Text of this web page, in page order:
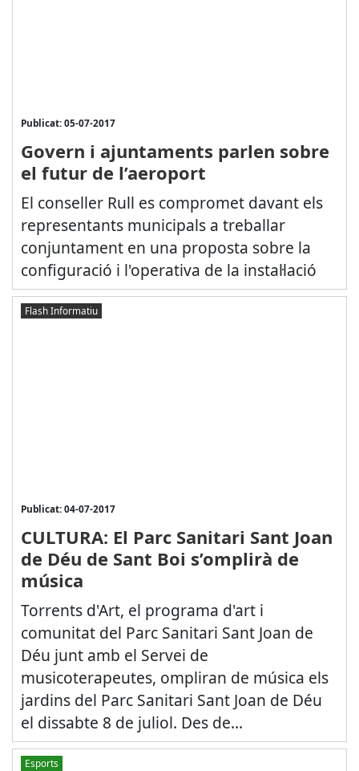
Publicat: 05-07-2017
Govern i ajuntaments parlen sobre
el futur de l’aeroport
El conseller Rull es compromet davant els
representants municipals a treballar
conjuntament en una proposta sobre la
configuració i l'operativa de la instal·lació
Flash Informatiu
Publicat: 04-07-2017
CULTURA: El Parc Sanitari Sant Joan
de Déu de Sant Boi s’omplirà de
música
Torrents d'Art, el programa d'art i
comunitat del Parc Sanitari Sant Joan de
Déu junt amb el Servei de
musicoterapeutes, ompliran de música els
jardins del Parc Sanitari Sant Joan de Déu
el dissabte 8 de juliol. Des de...
Esports